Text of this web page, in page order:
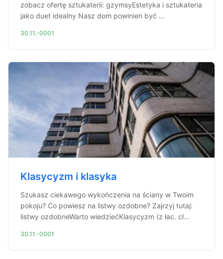
zobacz ofertę sztukaterii: gzymsyEstetyka i sztukateria
jako duet idealny Nasz dom powinien być ...
30.11.-0001
Klasycyzm i klasyka
Szukasz ciekawego wykończenia na ściany w Twoim
pokoju? Co powiesz na listwy ozdobne? Zajrzyj tutaj:
listwy ozdobneWarto wiedziećKlasycyzm (z łac. cl...
30.11.-0001